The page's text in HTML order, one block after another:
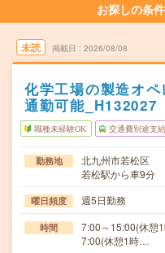
お探しの条
未読 掲載日 2026/08/08
化学工場の製造オ
通勤可能_H132027
職種未経験OK 交通費別途支
勤務地
北九州市若松区
若松駅から車9分
曜日頻度 週5日勤務
時間
7:00～15:00(休憩
7:00(休憩1時…